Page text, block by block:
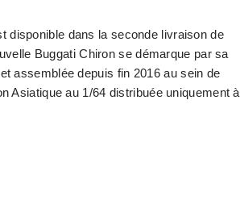
disponible dans la seconde livraison de
Buggati Chiron se démarque par sa
assemblée depuis fin 2016au sein de
Asiatique au 1/64 distribuéeuniquement à